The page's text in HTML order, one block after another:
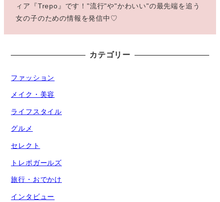
ィア『Trepo』です！"流行"や"かわいい"の最先端を追う
女の子のための情報を発信中♡
カテゴリー
ファッション
メイク・美容
ライフスタイル
グルメ
セレクト
トレポガールズ
旅行・おでかけ
インタビュー